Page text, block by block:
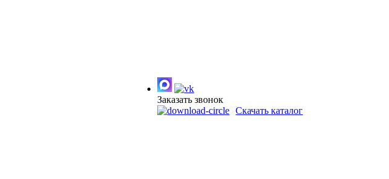
Заказать звонок
Скачать каталог